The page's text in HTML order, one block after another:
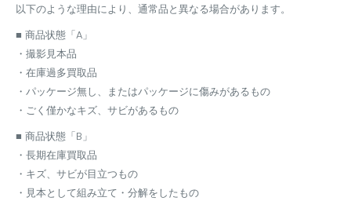
以下のような理由により、通常品と異なる場合があります。
■ 商品状態「A」
・撮影見本品
・在庫過多買取品
・パッケージ無し、またはパッケージに傷みがあるもの
・ごく僅かなキズ、サビがあるもの
■ 商品状態「B」
・長期在庫買取品
・キズ、サビが目立つもの
・見本として組み立て・分解をしたもの